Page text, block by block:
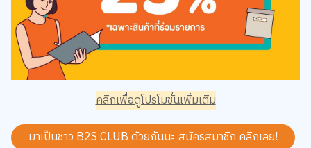
คลิกเพื่อดูโปรโมชั่นเพิ่มเติม
มาเป็นชาว B2S CLUB ด้วยกันนะ สมัครสมาชิก คลิกเลย!